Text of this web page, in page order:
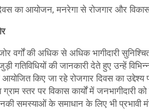
वर्गों की अधिक से अधिक भागीदारी
गतिविधियों की जानकारी देते हुए उन्हें
किए जा रहे रोजगार दिवस का
स्तर पर विकास कार्यों में जनभागीदारी
समस्याओं के समाधान के लिए भी प्रभावी